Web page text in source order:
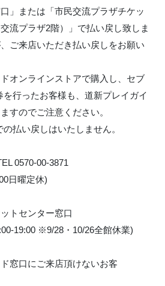
」または「市民交流プラザチケッ
流プラザ2階）」で払い戻し致しま
ご来店いただき払い戻しをお願い
オンラインストアで購入し、セブ
を行ったお客様も、道新プレイガイ
すのでご注意ください。
払い戻しはいたしません。
0570-00-3871
日曜定休)
トセンター窓口
19:00 ※9/28・10/26全館休業)
窓口にご来店頂けないお客